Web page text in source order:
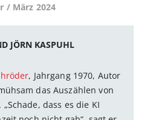
/ März 2024
JÖRN KASPUHL
, Jahrgang 1970, Autor
das Auszählen von
dass es die KI